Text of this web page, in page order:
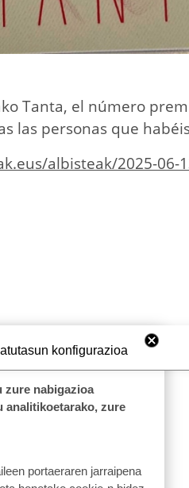
Tanta, el número
las personas que
albisteak/2025-06-
konfigurazioa
zure nabigazioa
analitikoetarako, zure
portaeraren jarraipena